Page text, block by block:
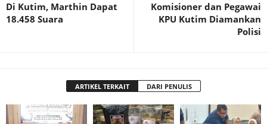
Di Kutim, Marthin Dapat
18.458 Suara
Komisioner dan Pegawai
KPU Kutim Diamankan
Polisi
ARTIKEL TERKAIT DARI PENULIS